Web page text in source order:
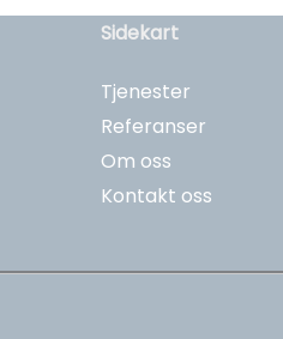
Sidekart
Tjenester
Referanser
Om oss
Kontakt oss